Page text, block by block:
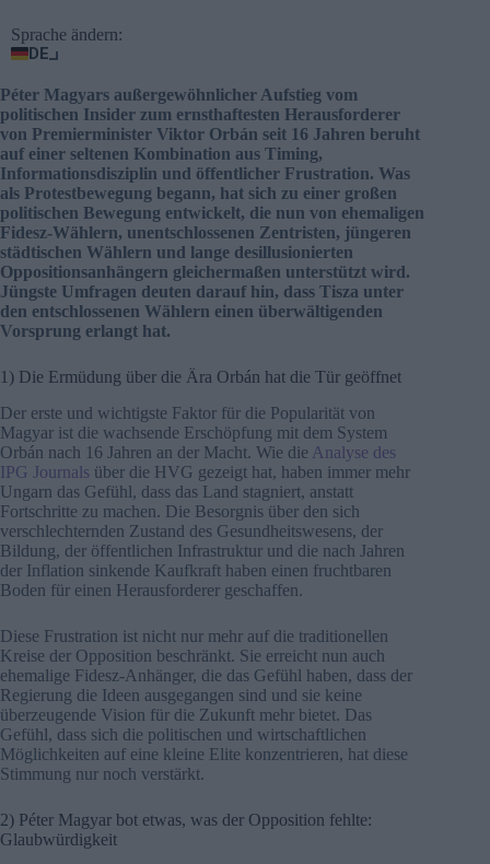
Sprache ändern:
DE
Péter Magyars außergewöhnlicher Aufstieg vom
politischen Insider zum ernsthaftesten Herausforderer
von Premierminister Viktor Orbán seit 16 Jahren beruht
auf einer seltenen Kombination aus Timing,
Informationsdisziplin und öffentlicher Frustration. Was
als Protestbewegung begann, hat sich zu einer großen
politischen Bewegung entwickelt, die nun von ehemaligen
Fidesz-Wählern, unentschlossenen Zentristen, jüngeren
städtischen Wählern und lange desillusionierten
Oppositionsanhängern gleichermaßen unterstützt wird.
Jüngste Umfragen deuten darauf hin, dass Tisza unter
den entschlossenen Wählern einen überwältigenden
Vorsprung erlangt hat.
1) Die Ermüdung über die Ära Orbán hat die Tür geöffnet
Der erste und wichtigste Faktor für die Popularität von
Magyar ist die wachsende Erschöpfung mit dem System
Orbán nach 16 Jahren an der Macht. Wie die Analyse des
IPG Journals über die HVG gezeigt hat, haben immer mehr
Ungarn das Gefühl, dass das Land stagniert, anstatt
Fortschritte zu machen. Die Besorgnis über den sich
verschlechternden Zustand des Gesundheitswesens, der
Bildung, der öffentlichen Infrastruktur und die nach Jahren
der Inflation sinkende Kaufkraft haben einen fruchtbaren
Boden für einen Herausforderer geschaffen.
Diese Frustration ist nicht nur mehr auf die traditionellen
Kreise der Opposition beschränkt. Sie erreicht nun auch
ehemalige Fidesz-Anhänger, die das Gefühl haben, dass der
Regierung die Ideen ausgegangen sind und sie keine
überzeugende Vision für die Zukunft mehr bietet. Das
Gefühl, dass sich die politischen und wirtschaftlichen
Möglichkeiten auf eine kleine Elite konzentrieren, hat diese
Stimmung nur noch verstärkt.
2) Péter Magyar bot etwas, was der Opposition fehlte:
Glaubwürdigkeit